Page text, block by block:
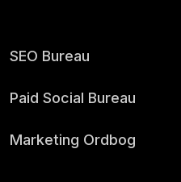
SEO Bureau
Paid Social Bureau
Marketing Ordbog